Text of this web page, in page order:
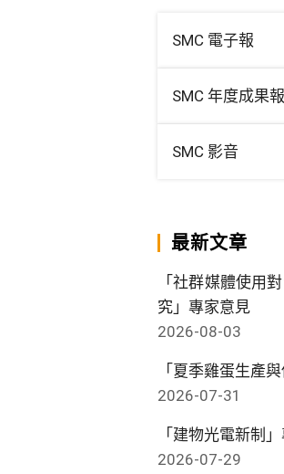
SMC 電子報
SMC 年度成果
SMC 影音
最新文章
「社群媒體使用
究」專家意見
2026-08-03
「夏季雞蛋生產
2026-07-31
「建物光電新制
2026-07-29